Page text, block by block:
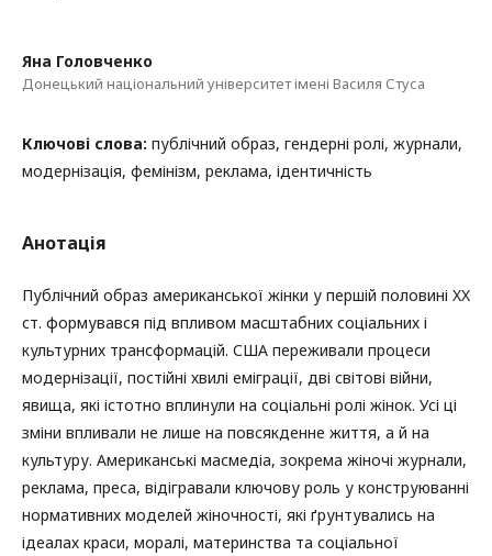
Яна Головченко
Донецький національний університет імені Василя Стуса
Ключові слова: публічний образ, гендерні ролі, журнали,
модернізація, фемінізм, реклама, ідентичність
Анотація
Публічний образ американської жінки у першій половині XX
ст. формувався під впливом масштабних соціальних і
культурних трансформацій. США переживали процеси
модернізації, постійні хвилі еміграції, дві світові війни,
явища, які істотно вплинули на соціальні ролі жінок. Усі ці
зміни впливали не лише на повсякденне життя, а й на
культуру. Американські масмедіа, зокрема жіночі журнали,
реклама, преса, відігравали ключову роль у конструюванні
нормативних моделей жіночності, які ґрунтувались на
ідеалах краси, моралі, материнства та соціальної